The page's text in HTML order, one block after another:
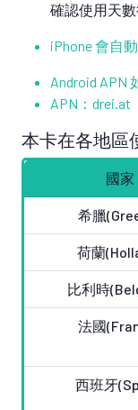
確認使用天數
iPhone 會自
Android APN
APN：drei.at
本卡在各地區
國家
希臘
荷蘭
比利時
法國
西班牙